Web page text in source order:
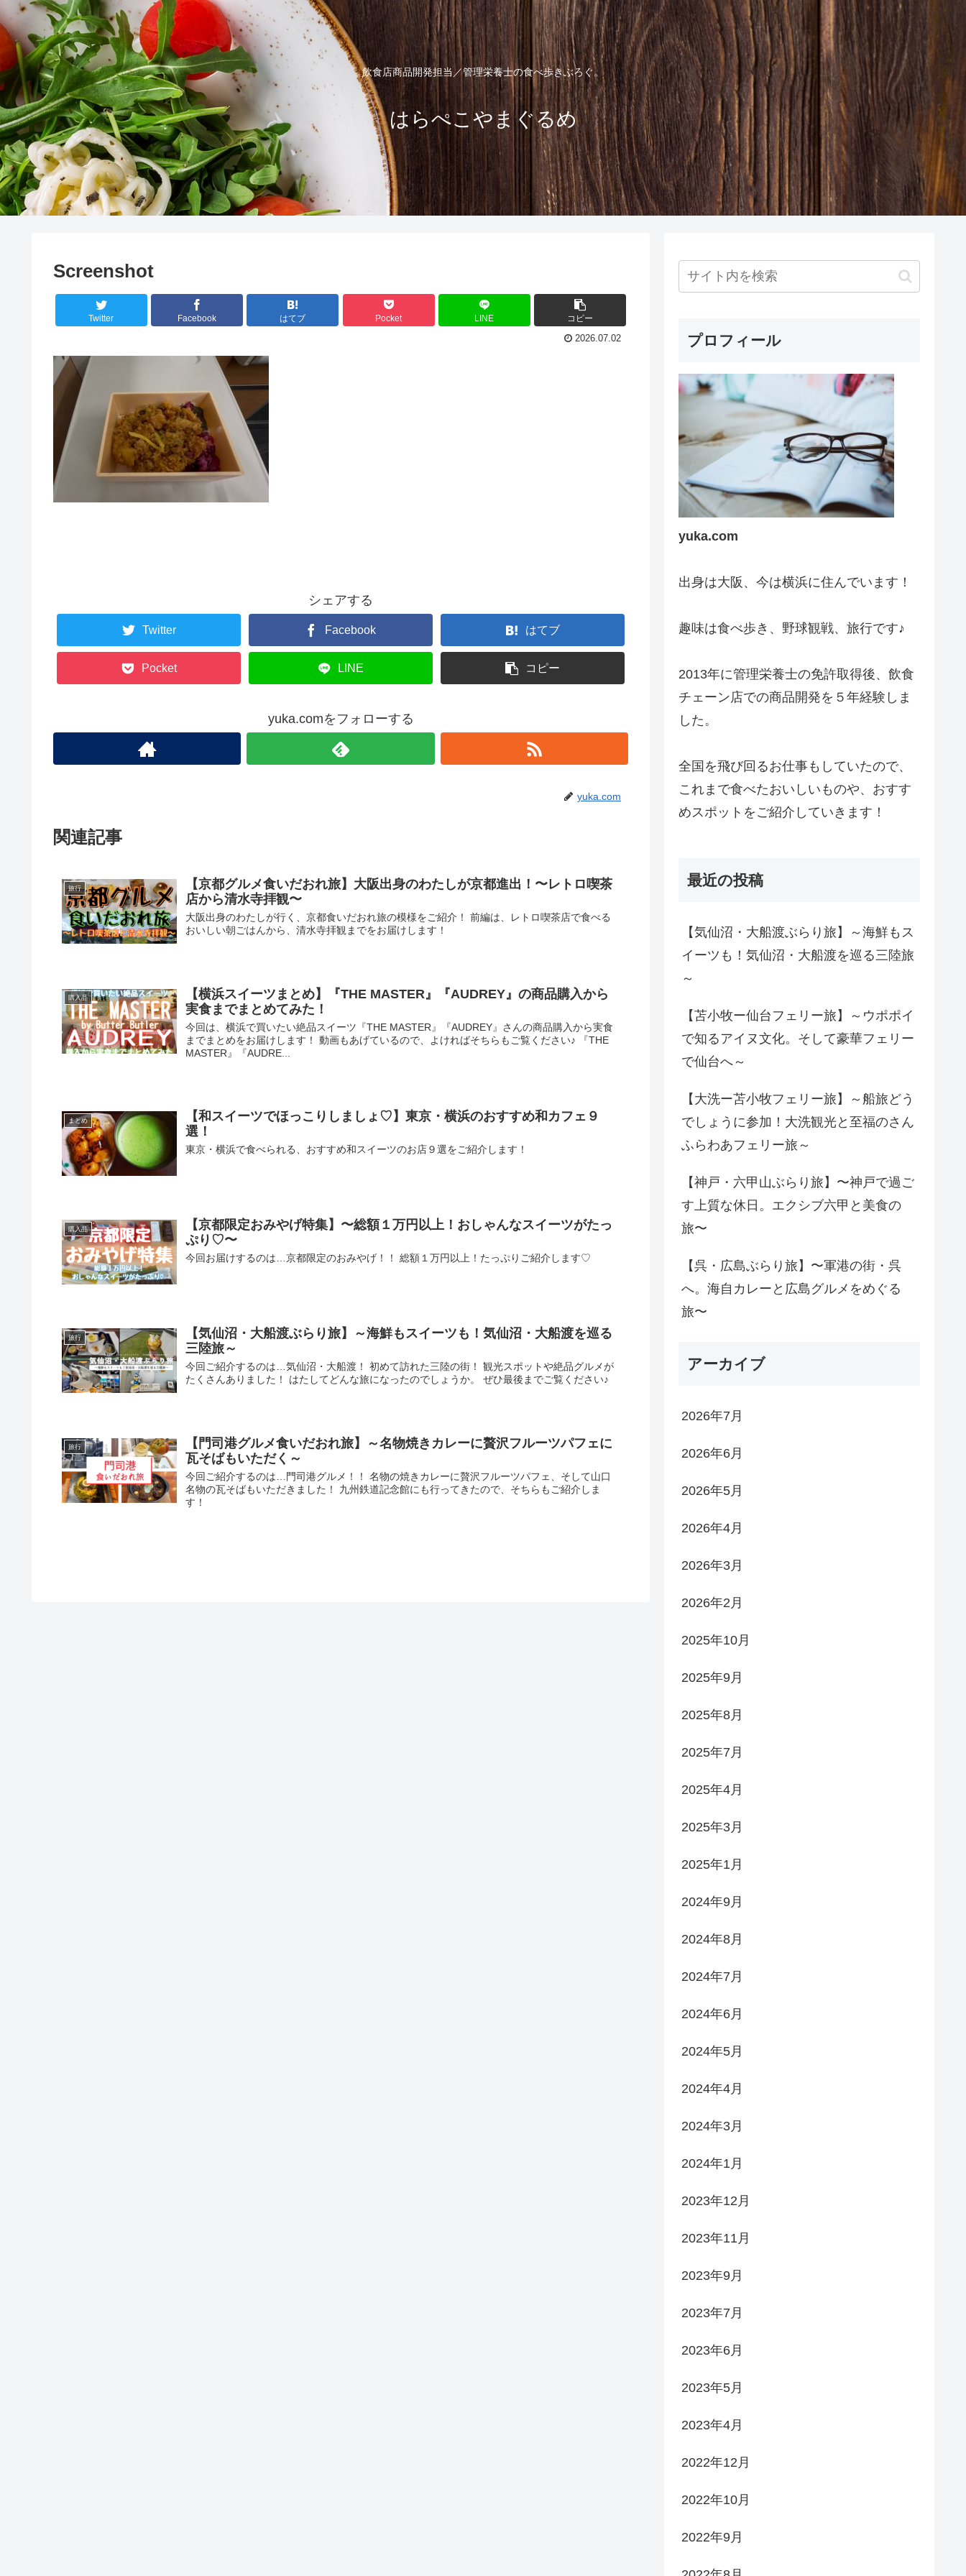
飲食店商品開発担当／管理栄養士の食べ歩きぶろぐ。
はらぺこやまぐるめ
Screenshot
Twitter Facebook はてブ Pocket LINE コピー
2026.07.02
シェアする
Twitter Facebook はてブ
Pocket LINE コピー
yuka.comをフォローする
yuka.com
関連記事
旅行
【京都グルメ食いだおれ旅】大阪出身のわたしが京都進出！〜レトロ喫茶
店から清水寺拝観〜
大阪出身のわたしが行く、京都食いだおれ旅の模様をご紹介！ 前編は、レトロ喫茶店で食べる
おいしい朝ごはんから、清水寺拝観までをお届けします！
購入品
【横浜スイーツまとめ】『THE MASTER』『AUDREY』の商品購入から
実食までまとめてみた！
今回は、横浜で買いたい絶品スイーツ『THE MASTER』『AUDREY』さんの商品購入から実食
までまとめをお届けします！ 動画もあげているので、よければそちらもご覧ください♪ 『THE
MASTER』『AUDRE...
まとめ
【和スイーツでほっこりしましょ♡】東京・横浜のおすすめ和カフェ９
選！
東京・横浜で食べられる、おすすめ和スイーツのお店９選をご紹介します！
購入品
【京都限定おみやげ特集】〜総額１万円以上！おしゃんなスイーツがたっ
ぷり♡〜
今回お届けするのは…京都限定のおみやげ！！ 総額１万円以上！たっぷりご紹介します♡
旅行
【気仙沼・大船渡ぶらり旅】～海鮮もスイーツも！気仙沼・大船渡を巡る
三陸旅～
今回ご紹介するのは…気仙沼・大船渡！ 初めて訪れた三陸の街！ 観光スポットや絶品グルメが
たくさんありました！ はたしてどんな旅になったのでしょうか。 ぜひ最後までご覧ください♪
旅行
【門司港グルメ食いだおれ旅】～名物焼きカレーに贅沢フルーツパフェに
瓦そばもいただく～
今回ご紹介するのは…門司港グルメ！！ 名物の焼きカレーに贅沢フルーツパフェ、そして山口
名物の瓦そばもいただきました！ 九州鉄道記念館にも行ってきたので、そちらもご紹介しま
す！
プロフィール
yuka.com
出身は大阪、今は横浜に住んでいます！
趣味は食べ歩き、野球観戦、旅行です♪
2013年に管理栄養士の免許取得後、飲食
チェーン店での商品開発を５年経験しま
した。
全国を飛び回るお仕事もしていたので、
これまで食べたおいしいものや、おすす
めスポットをご紹介していきます！
最近の投稿
【気仙沼・大船渡ぶらり旅】～海鮮もス
イーツも！気仙沼・大船渡を巡る三陸旅
～
【苫小牧ー仙台フェリー旅】～ウポポイ
で知るアイヌ文化。そして豪華フェリー
で仙台へ～
【大洗ー苫小牧フェリー旅】～船旅どう
でしょうに参加！大洗観光と至福のさん
ふらわあフェリー旅～
【神戸・六甲山ぶらり旅】〜神戸で過ご
す上質な休日。エクシブ六甲と美食の
旅〜
【呉・広島ぶらり旅】〜軍港の街・呉
へ。海自カレーと広島グルメをめぐる
旅〜
アーカイブ
2026年7月
2026年6月
2026年5月
2026年4月
2026年3月
2026年2月
2025年10月
2025年9月
2025年8月
2025年7月
2025年4月
2025年3月
2025年1月
2024年9月
2024年8月
2024年7月
2024年6月
2024年5月
2024年4月
2024年3月
2024年1月
2023年12月
2023年11月
2023年9月
2023年7月
2023年6月
2023年5月
2023年4月
2022年12月
2022年10月
2022年9月